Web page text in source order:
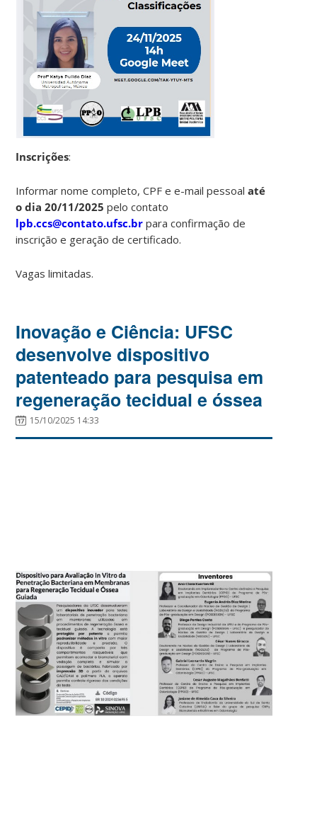
Inscrições:
Informar nome completo, CPF e e-mail pessoal até
o dia 20/11/2025 pelo contato
lpb.ccs@contato.ufsc.brpara confirmação de
inscrição e geração de certificado.
Vagas limitadas.
Inovação e Ciência: UFSC
desenvolve dispositivo
patenteado para pesquisa em
regeneração tecidual e óssea
15/10/2025 14:33